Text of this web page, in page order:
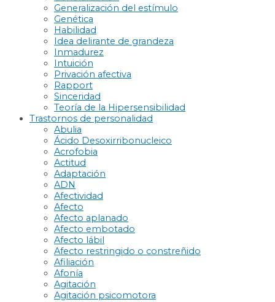
Generalización del estímulo
Genética
Habilidad
Idea delirante de grandeza
Inmadurez
Intuición
Privación afectiva
Rapport
Sinceridad
Teoría de la Hipersensibilidad
Trastornos de personalidad
Abulia
Ácido Desoxirribonucleico
Acrofobia
Actitud
Adaptación
ADN
Afectividad
Afecto
Afecto aplanado
Afecto embotado
Afecto lábil
Afecto restringido o constreñido
Afiliación
Afonía
Agitación
Agitación psicomotora